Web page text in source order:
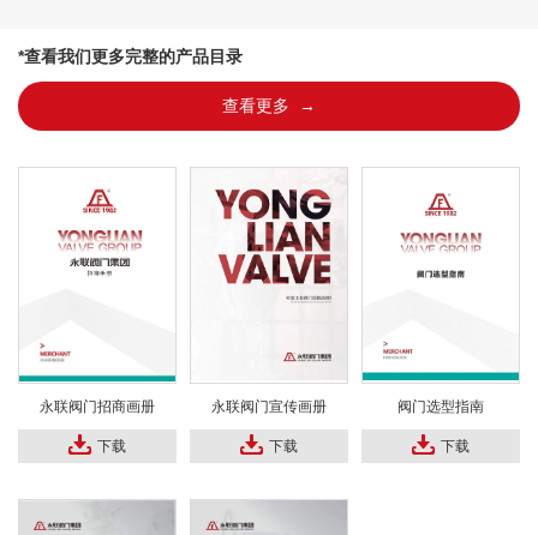
*查看我们更多完整的产品目录
查看更多 →
永联阀门招商画册
下载
永联阀门宣传画册
下载
阀门选型指南
下载